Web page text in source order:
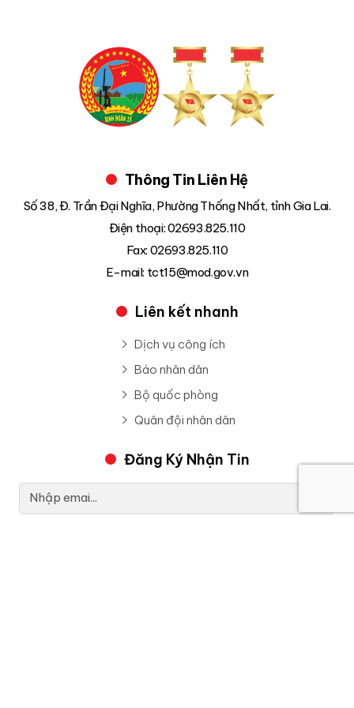
Thông Tin Liên Hệ
Số 38, Đ. Trần Đại Nghĩa, Phường Thống Nhất, tỉnh Gia Lai.
Điện thoại: 02693.825.110
Fax: 02693.825.110
E-mail: tct15@mod.gov.vn
Liên kết nhanh
Dịch vụ công ích
Báo nhân dân
Bộ quốc phòng
Quân đội nhân dân
Đăng Ký Nhận Tin